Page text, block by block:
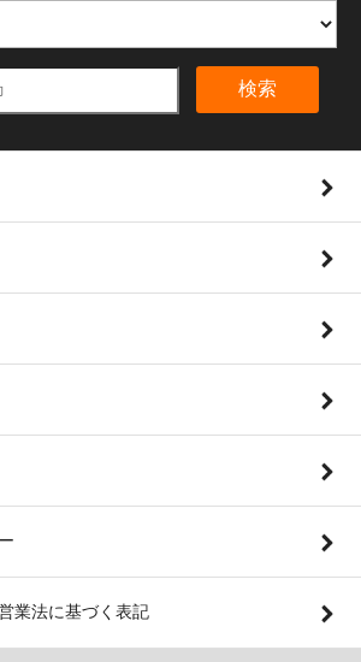
検索
業法に基づく表記